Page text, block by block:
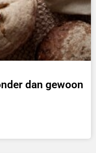
dan gewoon